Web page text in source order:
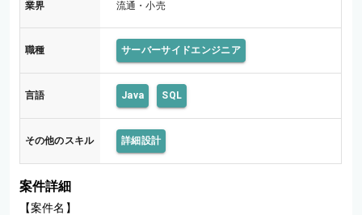
業界 流通・小売
職種 サーバーサイドエンジニア
言語 Java SQL
その他のスキル 詳細設計
案件詳細
【案件名】